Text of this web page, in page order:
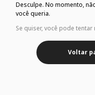
Desculpe. No momento,
você queria.
Se quiser, você pode tentar
Voltar